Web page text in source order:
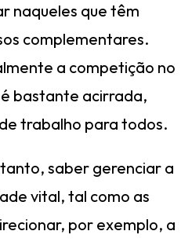
naqueles que têm
complementares.
a competição no
bastante acirrada,
trabalho para todos.
saber gerenciar a
vital, tal como as
por exemplo, a